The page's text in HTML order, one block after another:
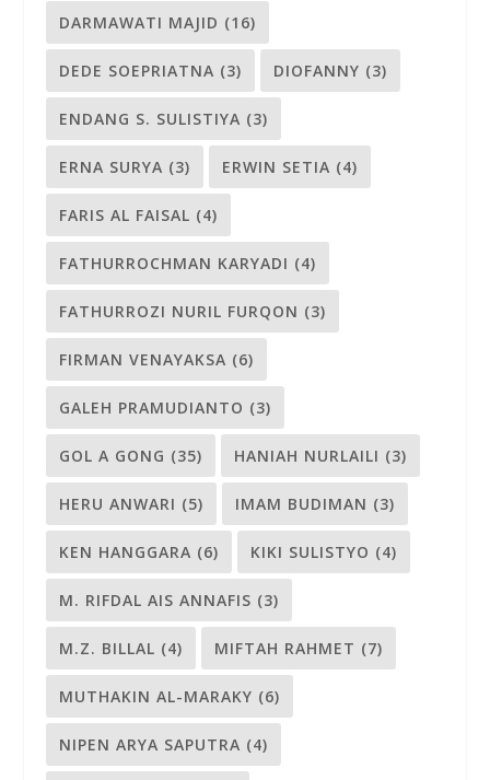
DARMAWATI MAJID (16)
DEDE SOEPRIATNA (3) DIOFANNY (3)
ENDANG S. SULISTIYA (3)
ERNA SURYA (3) ERWIN SETIA (4)
FARIS AL FAISAL (4)
FATHURROCHMAN KARYADI (4)
FATHURROZI NURIL FURQON (3)
FIRMAN VENAYAKSA (6)
GALEH PRAMUDIANTO (3)
GOL A GONG (35) HANIAH NURLAILI (3)
HERU ANWARI (5) IMAM BUDIMAN (3)
KEN HANGGARA (6) KIKI SULISTYO (4)
M. RIFDAL AIS ANNAFIS (3)
M.Z. BILLAL (4) MIFTAH RAHMET (7)
MUTHAKIN AL-MARAKY (6)
NIPEN ARYA SAPUTRA (4)